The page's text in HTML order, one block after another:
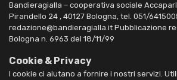
Bandieragialla – cooperativa sociale
Pirandello 24 , 40127 Bologna, tel. 051/
redazione@bandieragialla.it Pubblicazione
Bologna n. 6963 del 18/11/99
Cookie & Privacy
I cookie ci aiutano a fornire i nostri servizi.